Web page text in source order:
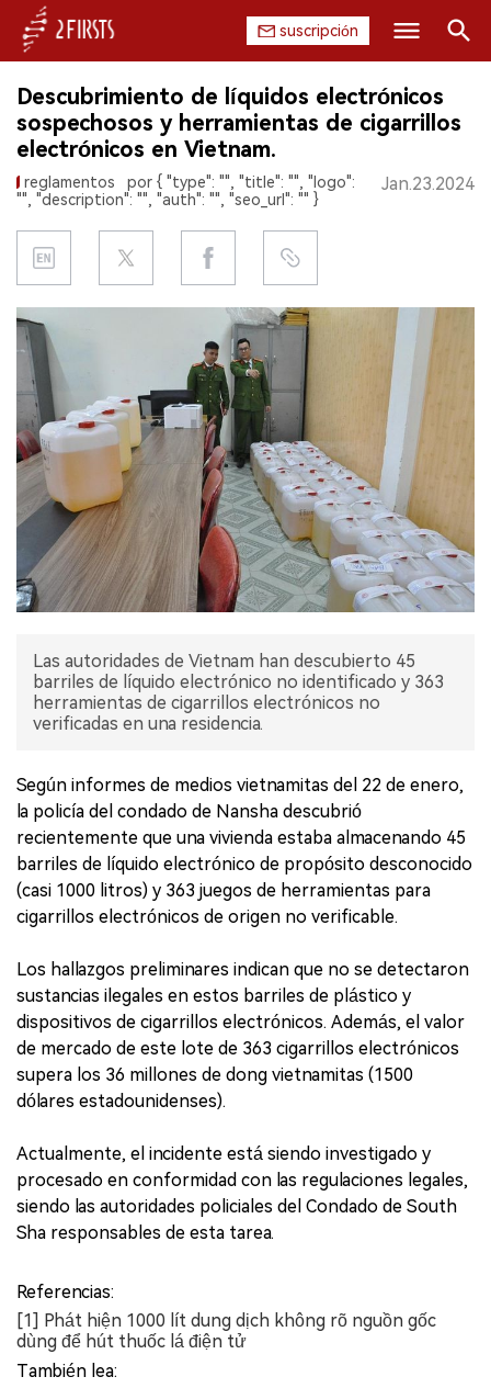
suscripción
INICIO
EMPRESA
REGULACIÓN
CHINA
DATOS
EXPOSICIÓN
ENTREVISTA
Buscar
Descubrimiento de líquidos electrónicos
sospechosos y herramientas de cigarrillos
electrónicos en Vietnam.
reglamentos
por { "type": "", "title": "", "logo":
"", "description": "", "auth": "", "seo_url": "" }
Jan.23.2024
Las autoridades de Vietnam han descubierto 45
barriles de líquido electrónico no identificado y 363
herramientas de cigarrillos electrónicos no
verificadas en una residencia.
Según informes de medios vietnamitas del 22 de enero,
la policía del condado de Nansha descubrió
recientemente que una vivienda estaba almacenando 45
barriles de líquido electrónico de propósito desconocido
(casi 1000 litros) y 363 juegos de herramientas para
cigarrillos electrónicos de origen no verificable.
Los hallazgos preliminares indican que no se detectaron
sustancias ilegales en estos barriles de plástico y
dispositivos de cigarrillos electrónicos. Además, el valor
de mercado de este lote de 363 cigarrillos electrónicos
supera los 36 millones de dong vietnamitas (1500
dólares estadounidenses).
Actualmente, el incidente está siendo investigado y
procesado en conformidad con las regulaciones legales,
siendo las autoridades policiales del Condado de South
Sha responsables de esta tarea.
Referencias:
[1] Phát hiện 1000 lít dung dịch không rõ nguồn gốc
dùng để hút thuốc lá điện tử
También lea: